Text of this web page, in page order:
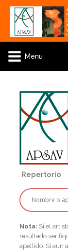
Menu
Repertorio
Nota: Si el
resultado
apellido. Si aún